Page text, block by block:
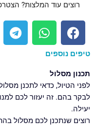
רוצים עוד המלצות?
F
a
c
b
o
o
k
W
h
a
p
T
e
r
a
טיפים נוספים
תכנון מסלול
לפני הטיול, כדאי לתכנן
לבקר בהם. זה יעזור לכם
יעילה.
רוצים שנתכנן לכם מסלול